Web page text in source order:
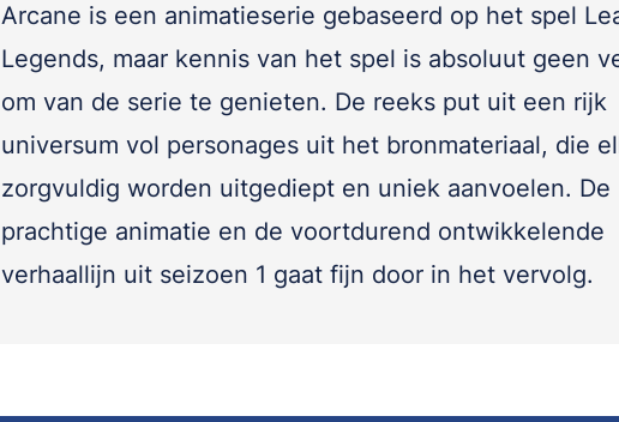
Arcane is een animatieserie gebaseerd op het spel
Legends, maar kennis van het spel is absoluut geen
om van de serie te genieten. De reeks put uit een rijk
universum vol personages uit het bronmateriaal, die
zorgvuldig worden uitgediept en uniek aanvoelen. De
prachtige animatie en de voortdurend ontwikkelende
verhaallijn uit seizoen 1 gaat fijn door in het vervolg.